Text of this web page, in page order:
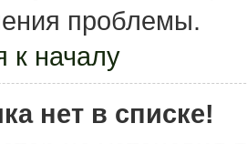
проблемы.
к началу
нет в списке!